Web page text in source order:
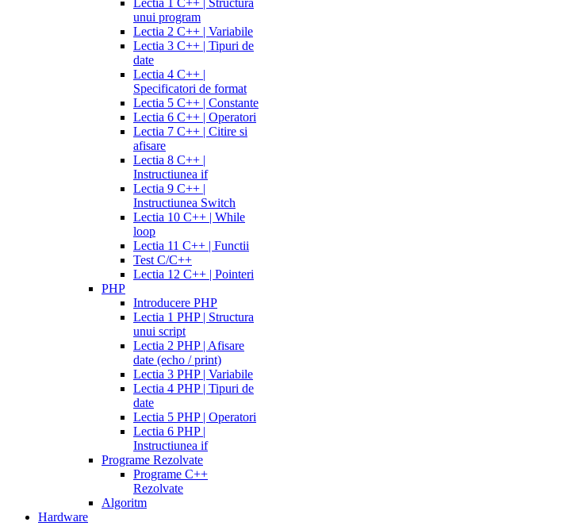
Lectia 1 C++ | Structura
unui program
Lectia 2 C++ | Variabile
Lectia 3 C++ | Tipuri de
date
Lectia 4 C++ |
Specificatori de format
Lectia 5 C++ | Constante
Lectia 6 C++ | Operatori
Lectia 7 C++ | Citire si
afisare
Lectia 8 C++ |
Instructiunea if
Lectia 9 C++ |
Instructiunea Switch
Lectia 10 C++ | While
loop
Lectia 11 C++ | Functii
Test C/C++
Lectia 12 C++ | Pointeri
PHP
Introducere PHP
Lectia 1 PHP | Structura
unui script
Lectia 2 PHP | Afisare
date (echo / print)
Lectia 3 PHP | Variabile
Lectia 4 PHP | Tipuri de
date
Lectia 5 PHP | Operatori
Lectia 6 PHP |
Instructiunea if
Programe Rezolvate
Programe C++
Rezolvate
Algoritm
Hardware